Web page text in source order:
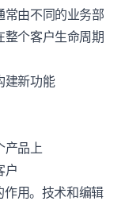
由不同的业务部
整个客户生命周期
建新功能
产品上
户
作用。技术和编辑